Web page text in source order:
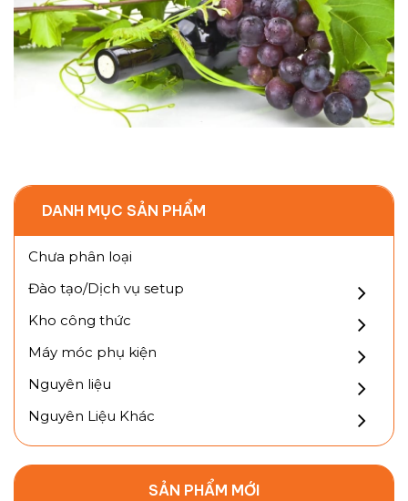
DANH MỤC SẢN PHẨM
Chưa phân loại
Đào tạo/Dịch vụ setup
Kho công thức
Máy móc phụ kiện
Nguyên liệu
Nguyên Liệu Khác
SẢN PHẨM MỚI